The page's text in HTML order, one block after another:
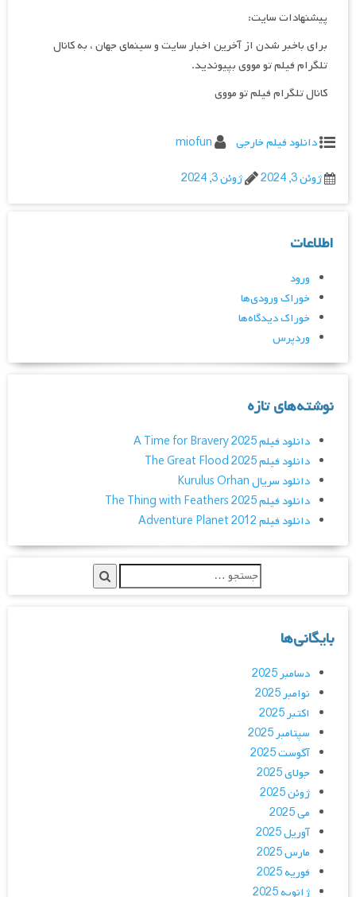
پیشنهادات سایت:
برای باخبر شدن از آخرین اخبار سایت و سینمای جهان ، به کانال
تلگرام فیلم تو مووی بپیوندید.
کانال تلگرام فیلم تو مووی
دانلود فیلم خارجی
miofun
ژوئن 3, 2024
ژوئن 3, 2024
اطلاعات
ورود
خوراک ورودی‌ها
خوراک دیدگاه‌ها
وردپرس
نوشته‌های تازه
دانلود فیلم A Time for Bravery 2025
دانلود فیلم The Great Flood 2025
دانلود سریال Kurulus Orhan
دانلود فیلم The Thing with Feathers 2025
دانلود فیلم Adventure Planet 2012
بایگانی‌ها
دسامبر 2025
نوامبر 2025
اکتبر 2025
سپتامبر 2025
آگوست 2025
جولای 2025
ژوئن 2025
می 2025
آوریل 2025
مارس 2025
فوریه 2025
ژانویه 2025